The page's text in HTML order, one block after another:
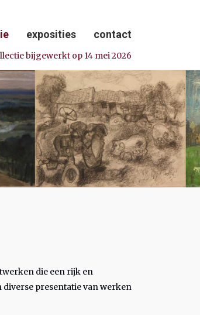
bijgewerkt op 14 mei 2026
exposities contact
die een rijk en
presentatie van werken